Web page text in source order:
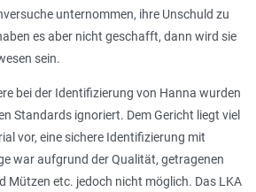
unternommen, ihre Unschuld zu
es aber nicht geschafft, dann wird sie
sein.
bei der Identifizierung von Hanna wurden
Standards ignoriert. Dem Gericht liegt viel
vor, eine sichere Identifizierung mit
war aufgrund der Qualität, getragenen
Mützen etc. jedoch nicht möglich. Das LKA